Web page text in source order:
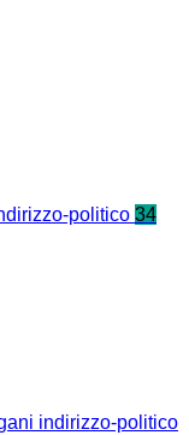
politico 34
indirizzo-politico